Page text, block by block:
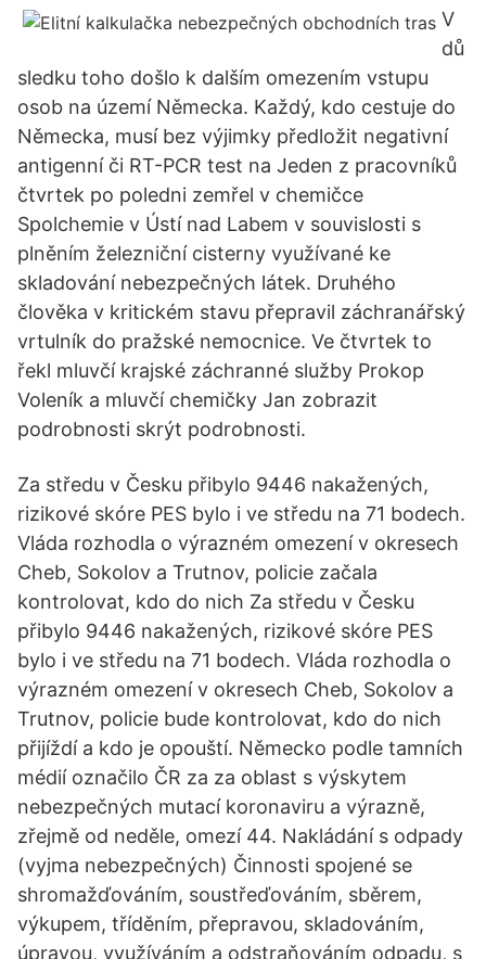
V
dů
sledku toho došlo k dalším omezením vstupu
osob na území Německa. Každý, kdo cestuje do
Německa, musí bez výjimky předložit negativní
antigenní či RT-PCR test na Jeden z pracovníků
čtvrtek po poledni zemřel v chemičce
Spolchemie v Ústí nad Labem v souvislosti s
plněním železniční cisterny využívané ke
skladování nebezpečných látek. Druhého
člověka v kritickém stavu přepravil záchranářský
vrtulník do pražské nemocnice. Ve čtvrtek to
řekl mluvčí krajské záchranné služby Prokop
Voleník a mluvčí chemičky Jan zobrazit
podrobnosti skrýt podrobnosti.
Za středu v Česku přibylo 9446 nakažených,
rizikové skóre PES bylo i ve středu na 71 bodech.
Vláda rozhodla o výrazném omezení v okresech
Cheb, Sokolov a Trutnov, policie začala
kontrolovat, kdo do nich Za středu v Česku
přibylo 9446 nakažených, rizikové skóre PES
bylo i ve středu na 71 bodech. Vláda rozhodla o
výrazném omezení v okresech Cheb, Sokolov a
Trutnov, policie bude kontrolovat, kdo do nich
přijíždí a kdo je opouští. Německo podle tamních
médií označilo ČR za za oblast s výskytem
nebezpečných mutací koronaviru a výrazně,
zřejmě od neděle, omezí 44. Nakládání s odpady
(vyjma nebezpečných) Činnosti spojené se
shromažďováním, soustřeďováním, sběrem,
výkupem, tříděním, přepravou, skladováním,
úpravou, využíváním a odstraňováním odpadu, s